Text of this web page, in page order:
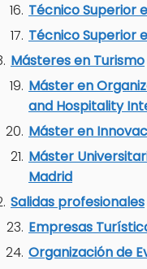
Técnico Superior
Técnico Superior
Másteres en Turismo
Máster en
and Hospitality
Máster en
Máster
Madrid
Salidas profesionales
Empresas
Organización de